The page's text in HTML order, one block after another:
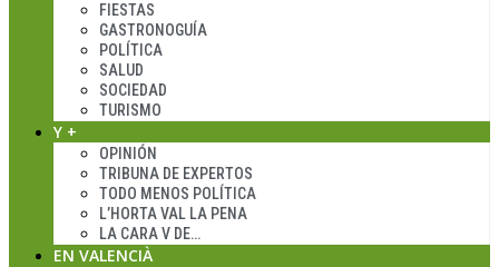
FIESTAS
GASTRONOGUÍA
POLÍTICA
SALUD
SOCIEDAD
TURISMO
Y +
OPINIÓN
TRIBUNA DE EXPERTOS
TODO MENOS POLÍTICA
L’HORTA VAL LA PENA
LA CARA V DE…
EN VALENCIÀ